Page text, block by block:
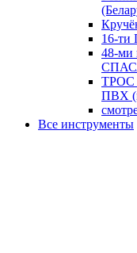
16-
48-
ПВХ
Все инструменты